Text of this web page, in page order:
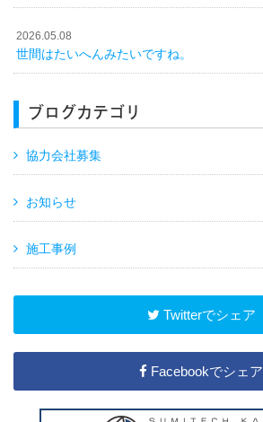
2026.05.08
世間はたいへんみたいですね。
ブログカテゴリ
協力会社募集
お知らせ
施工事例
Twitterでシェア
Facebookでシェア